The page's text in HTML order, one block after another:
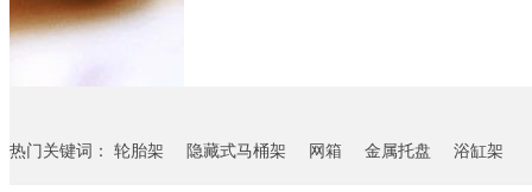
气瓶料架
热门关键词： 轮胎架 隐藏式马桶架 网箱 金属托盘 浴缸架